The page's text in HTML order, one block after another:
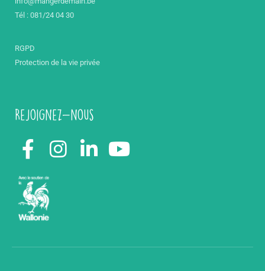
Tél : 081/24 04 30
RGPD
Protection de la vie privée
Rejoignez-nous